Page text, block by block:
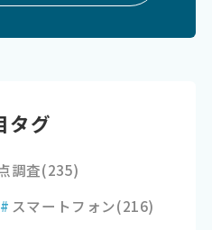
タグ
調査(235)
# スマートフォン(216)